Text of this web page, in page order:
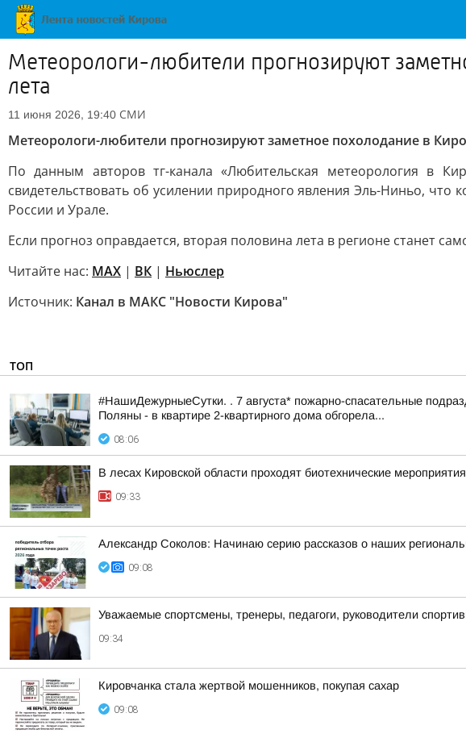
Метеорологи-любители прогнозируют
лета
11 июня 2026, 19:40 СМИ
Метеорологи-любители прогнозируют заметное похолодание в
По данным авторов тг-канала «Любительская метеорология в
свидетельствовать об усилении природного явления Эль-Ниньо,
России и Урале.
Если прогноз оправдается, вторая половина лета в регионе станет
Читайте нас: MAX | ВК | Ньюслер
Источник: Канал в МАКС "Новости Кирова"
ТОП
#НашиДежурныеСутки. . 7 августа* пожарно-спасательные
Поляны - в квартире 2-квартирного дома обгорела...
08:06
В лесах Кировской области проходят биотехнические мероприятия
09:33
Александр Соколов: Начинаю серию рассказов о наших
09:08
Уважаемые спортсмены, тренеры, педагоги, руководители
09:34
Кировчанка стала жертвой мошенников, покупая сахар
09:08